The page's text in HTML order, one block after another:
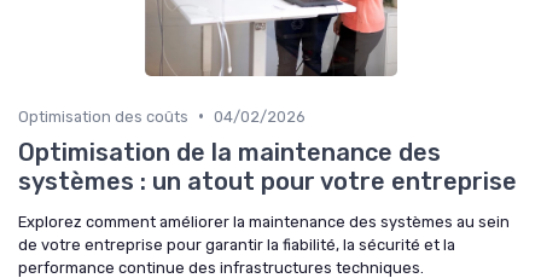
Optimisation des coûts • 04/02/2026
Optimisation de la maintenance des
systèmes : un atout pour votre entreprise
Explorez comment améliorer la maintenance des systèmes au sein
de votre entreprise pour garantir la fiabilité, la sécurité et la
performance continue des infrastructures techniques.